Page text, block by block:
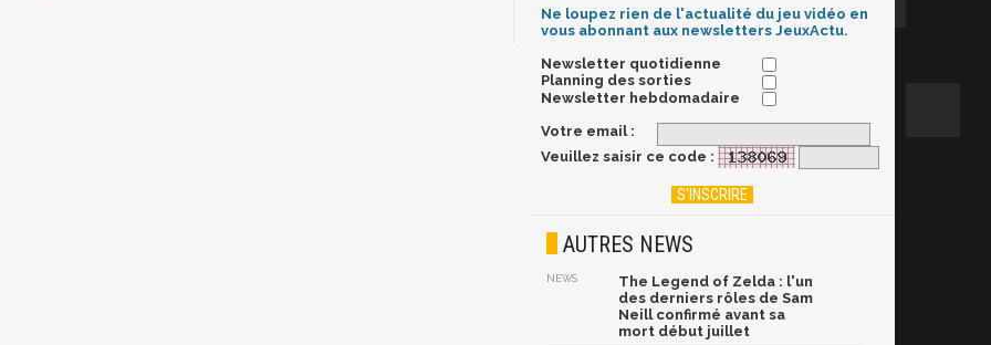
Ne loupez rien de l'actualité du jeu vidéo en
vous abonnant aux newsletters JeuxActu.
Newsletter quotidienne
Planning des sorties
Newsletter hebdomadaire
Votre email :
Veuillez saisir ce code :
AUTRES NEWS
NEWS
The Legend of Zelda : l'un
des derniers rôles de Sam
Neill confirmé avant sa
mort début juillet